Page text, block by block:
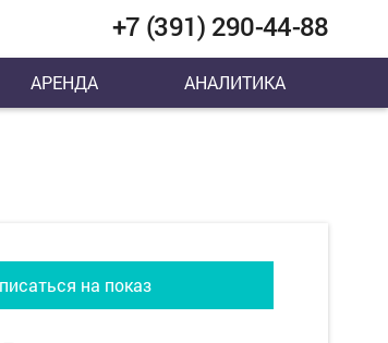
+7 (391) 290-44-88
АРЕНДА АНАЛИТИКА
на показ